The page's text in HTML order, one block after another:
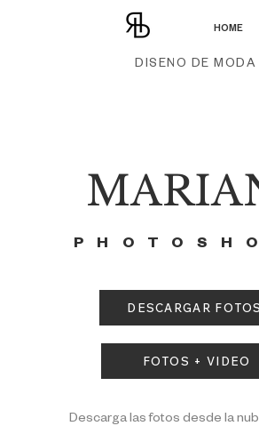
HOME
DISEÑO DE MODA
DESCARGAR FOTOS
FOTOS + VIDEO
Descarga las fotos desde la